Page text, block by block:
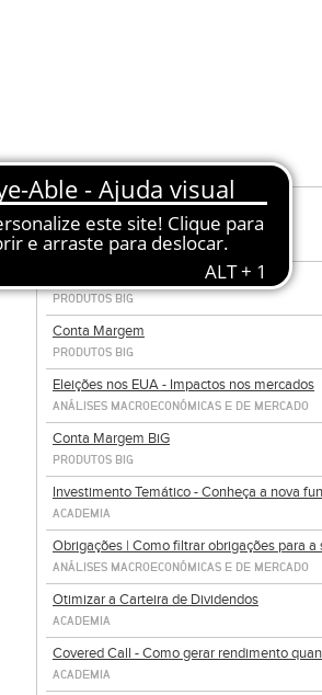
WEBINARS PASSADOS
EVENTO
PRODUTOS BIG
Conta Margem
PRODUTOS BIG
Eleições nos EUA - Impactos nos mercados
ANÁLISES MACROECONÓMICAS E DE MERCADO
Conta Margem BiG
PRODUTOS BIG
Investimento Temático - Conheça a nova
ACADEMIA
Obrigações | Como filtrar obrigações para a
ANÁLISES MACROECONÓMICAS E DE MERCADO
Otimizar a Carteira de Dividendos
ACADEMIA
Covered Call - Como gerar rendimento
ACADEMIA